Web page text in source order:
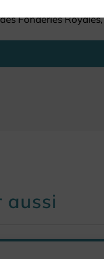
Fonderies
aussi